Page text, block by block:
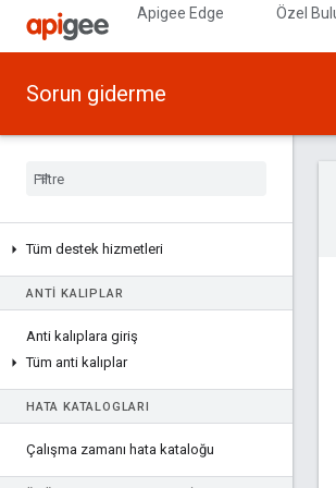
Apigee Edge Özel
Sorun giderme
Tüm destek hizmetleri
ANTI KALIPLAR
Anti kalıplara giriş
Tüm anti kalıplar
HATA KATALOGLARI
Çalışma zamanı hata kataloğu